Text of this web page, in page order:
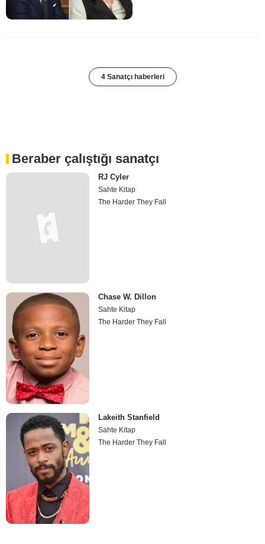
4 Sanatçı haberleri
Beraber çalıştığı sanatçı
RJ Cyler
Sahte Kitap
The Harder They Fall
Chase W. Dillon
Sahte Kitap
The Harder They Fall
Lakeith Stanfield
Sahte Kitap
The Harder They Fall